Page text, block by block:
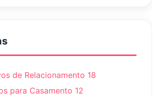
de Relacionamento 18
para Casamento 12